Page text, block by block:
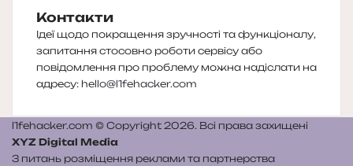
Контакти
Ідеї щодо покращення зручності та функціоналу,
запитання стосовно роботи сервісу або
повідомлення про проблему можна надіслати на
адресу: hello@l1fehacker.com
l1fehacker.com © Copyright 2026. Всі права захищені
XYZ Digital Media
З питань розміщення реклами та партнерства